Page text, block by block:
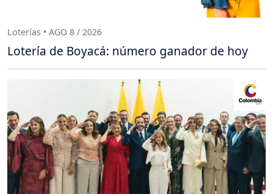
Loterías • AGO 8 / 2026
Lotería de Boyacá: número ganador de hoy